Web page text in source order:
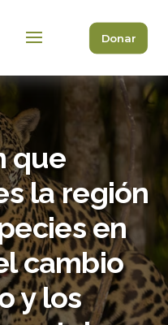
Donar
que
la región
en
cambio
y los